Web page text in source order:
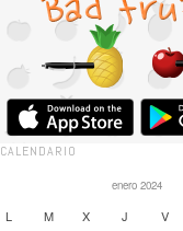
CALENDARIO
enero 2024
L M X J V